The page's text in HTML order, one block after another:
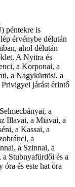
péntekre is
érvénybe délután
ahol délután
A Nyitra és
a Korponai, a
a Nagykürtösi, a
Privigyei járást érintő
a
Illavai, a Miavai, a
a Kassai, a
a
a Szinnai, a
Stubnyafürdői és a
és este hat óra